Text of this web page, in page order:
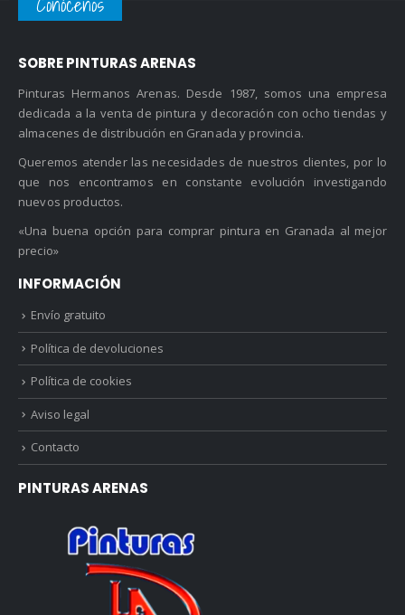
SOBRE PINTURAS ARENAS
Pinturas Hermanos Arenas. Desde 1987, somos una empresa
dedicada a la venta de pintura y decoración con ocho tiendas y
almacenes de distribución en Granada y provincia.
Queremos atender las necesidades de nuestros clientes, por lo
que nos encontramos en constante evolución investigando
nuevos productos.
«Una buena opción para comprar pintura en Granada al mejor
precio»
INFORMACIÓN
Envío gratuito
Política de devoluciones
Política de cookies
Aviso legal
Contacto
PINTURAS ARENAS